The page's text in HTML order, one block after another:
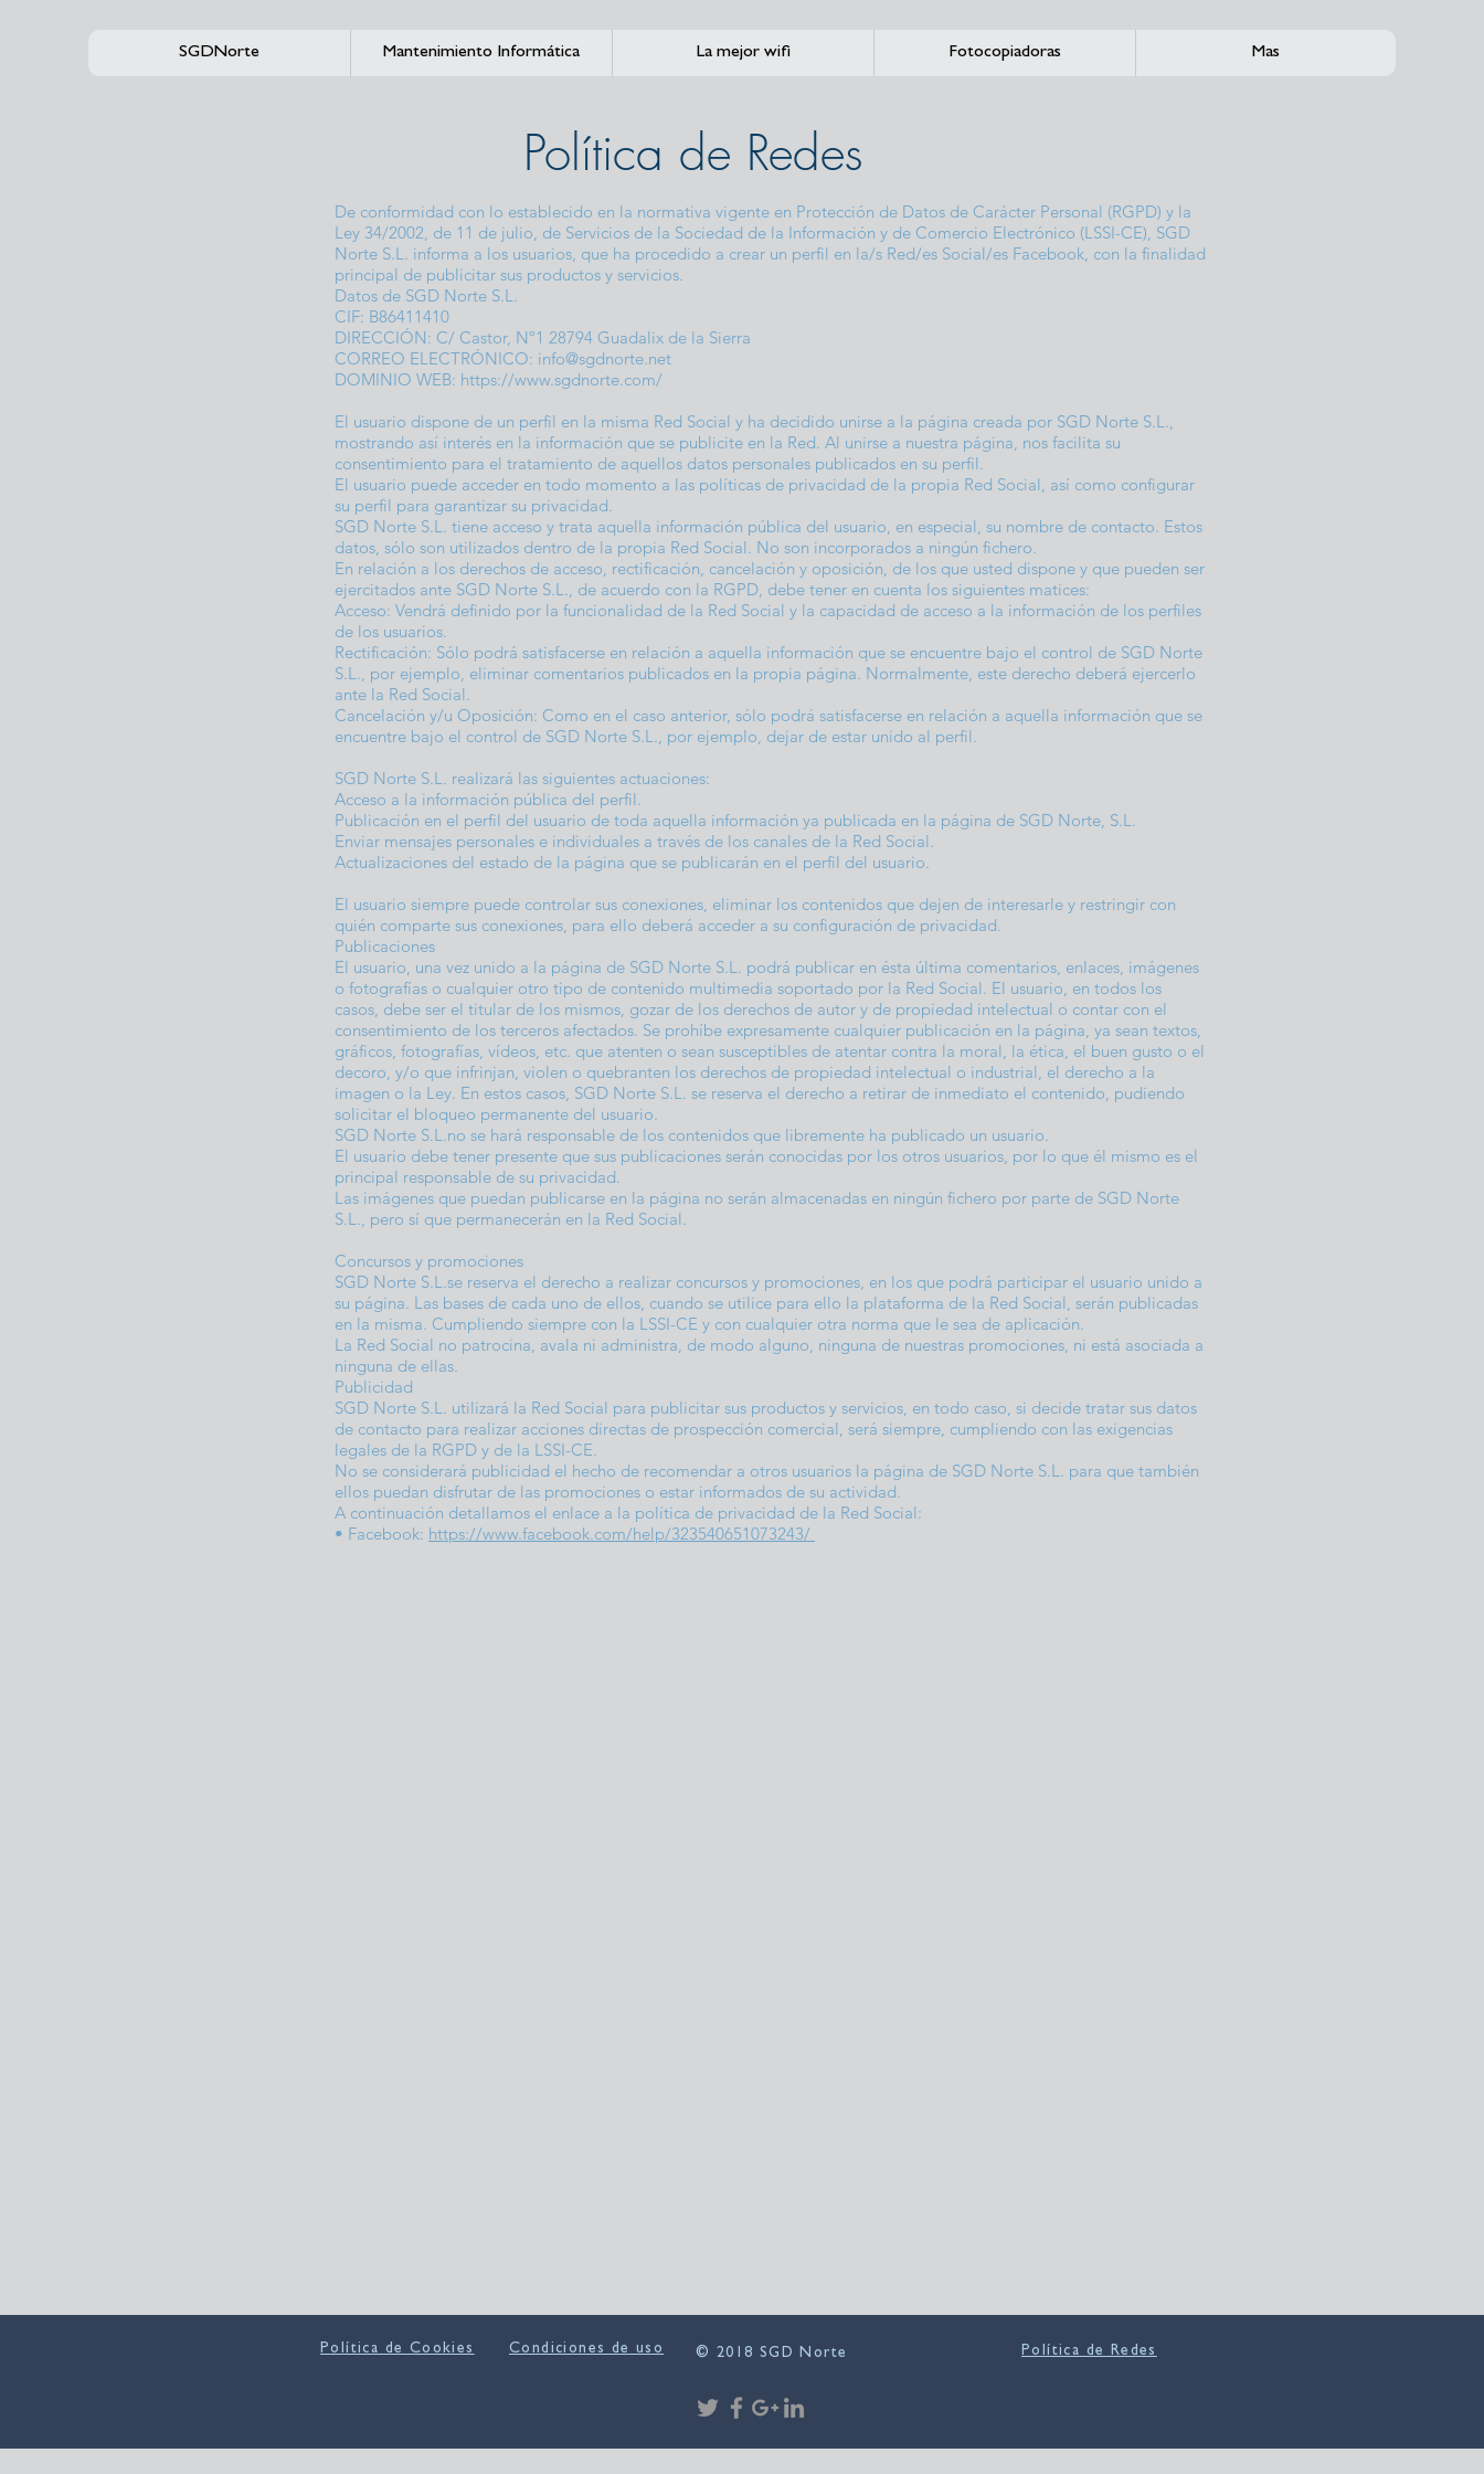
SGDNorte Mantenimiento Informática La mejor wifi Fotocopiadoras Mas
Política de Redes
De conformidad con lo establecido en la normativa vigente en Protección de Datos de Carácter Personal (RGPD) y la
Ley 34/2002, de 11 de julio, de Servicios de la Sociedad de la Información y de Comercio Electrónico (LSSI-CE), SGD
Norte S.L. informa a los usuarios, que ha procedido a crear un perfil en la/s Red/es Social/es Facebook, con la finalidad
principal de publicitar sus productos y servicios.
Datos de SGD Norte S.L.
CIF: B86411410
DIRECCIÓN: C/ Castor, Nº1 28794 Guadalix de la Sierra
CORREO ELECTRÓNICO: info@sgdnorte.net
DOMINIO WEB: https://www.sgdnorte.com/
El usuario dispone de un perfil en la misma Red Social y ha decidido unirse a la página creada por SGD Norte S.L.,
mostrando así interés en la información que se publicite en la Red. Al unirse a nuestra página, nos facilita su
consentimiento para el tratamiento de aquellos datos personales publicados en su perfil.
El usuario puede acceder en todo momento a las políticas de privacidad de la propia Red Social, así como configurar
su perfil para garantizar su privacidad.
SGD Norte S.L. tiene acceso y trata aquella información pública del usuario, en especial, su nombre de contacto. Estos
datos, sólo son utilizados dentro de la propia Red Social. No son incorporados a ningún fichero.
En relación a los derechos de acceso, rectificación, cancelación y oposición, de los que usted dispone y que pueden ser
ejercitados ante SGD Norte S.L., de acuerdo con la RGPD, debe tener en cuenta los siguientes matices:
Acceso: Vendrá definido por la funcionalidad de la Red Social y la capacidad de acceso a la información de los perfiles
de los usuarios.
Rectificación: Sólo podrá satisfacerse en relación a aquella información que se encuentre bajo el control de SGD Norte
S.L., por ejemplo, eliminar comentarios publicados en la propia página. Normalmente, este derecho deberá ejercerlo
ante la Red Social.
Cancelación y/u Oposición: Como en el caso anterior, sólo podrá satisfacerse en relación a aquella información que se
encuentre bajo el control de SGD Norte S.L., por ejemplo, dejar de estar unido al perfil.
SGD Norte S.L. realizará las siguientes actuaciones:
Acceso a la información pública del perfil.
Publicación en el perfil del usuario de toda aquella información ya publicada en la página de SGD Norte, S.L.
Enviar mensajes personales e individuales a través de los canales de la Red Social.
Actualizaciones del estado de la página que se publicarán en el perfil del usuario.
El usuario siempre puede controlar sus conexiones, eliminar los contenidos que dejen de interesarle y restringir con
quién comparte sus conexiones, para ello deberá acceder a su configuración de privacidad.
Publicaciones
El usuario, una vez unido a la página de SGD Norte S.L. podrá publicar en ésta última comentarios, enlaces, imágenes
o fotografías o cualquier otro tipo de contenido multimedia soportado por la Red Social. El usuario, en todos los
casos, debe ser el titular de los mismos, gozar de los derechos de autor y de propiedad intelectual o contar con el
consentimiento de los terceros afectados. Se prohíbe expresamente cualquier publicación en la página, ya sean textos,
gráficos, fotografías, vídeos, etc. que atenten o sean susceptibles de atentar contra la moral, la ética, el buen gusto o el
decoro, y/o que infrinjan, violen o quebranten los derechos de propiedad intelectual o industrial, el derecho a la
imagen o la Ley. En estos casos, SGD Norte S.L. se reserva el derecho a retirar de inmediato el contenido, pudiendo
solicitar el bloqueo permanente del usuario.
SGD Norte S.L.no se hará responsable de los contenidos que libremente ha publicado un usuario.
El usuario debe tener presente que sus publicaciones serán conocidas por los otros usuarios, por lo que él mismo es el
principal responsable de su privacidad.
Las imágenes que puedan publicarse en la página no serán almacenadas en ningún fichero por parte de SGD Norte
S.L., pero sí que permanecerán en la Red Social.
Concursos y promociones
SGD Norte S.L.se reserva el derecho a realizar concursos y promociones, en los que podrá participar el usuario unido a
su página. Las bases de cada uno de ellos, cuando se utilice para ello la plataforma de la Red Social, serán publicadas
en la misma. Cumpliendo siempre con la LSSI-CE y con cualquier otra norma que le sea de aplicación.
La Red Social no patrocina, avala ni administra, de modo alguno, ninguna de nuestras promociones, ni está asociada a
ninguna de ellas.
Publicidad
SGD Norte S.L. utilizará la Red Social para publicitar sus productos y servicios, en todo caso, si decide tratar sus datos
de contacto para realizar acciones directas de prospección comercial, será siempre, cumpliendo con las exigencias
legales de la RGPD y de la LSSI-CE.
No se considerará publicidad el hecho de recomendar a otros usuarios la página de SGD Norte S.L. para que también
ellos puedan disfrutar de las promociones o estar informados de su actividad.
A continuación detallamos el enlace a la política de privacidad de la Red Social:
• Facebook: https://www.facebook.com/help/323540651073243/
Política de Cookies Condiciones de uso © 2018 SGD Norte Política de Redes